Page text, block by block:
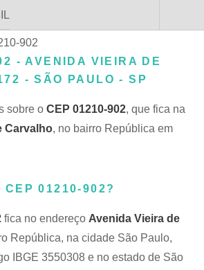
902
- AVENIDA VIEIRA DE
- SÃO PAULO - SP
sobre o CEP 01210-902, que fica na
Carvalho, no bairro República em
CEP 01210-902?
fica no endereço Avenida Vieira de
República, na cidade São Paulo,
IBGE 3550308 e no estado de São